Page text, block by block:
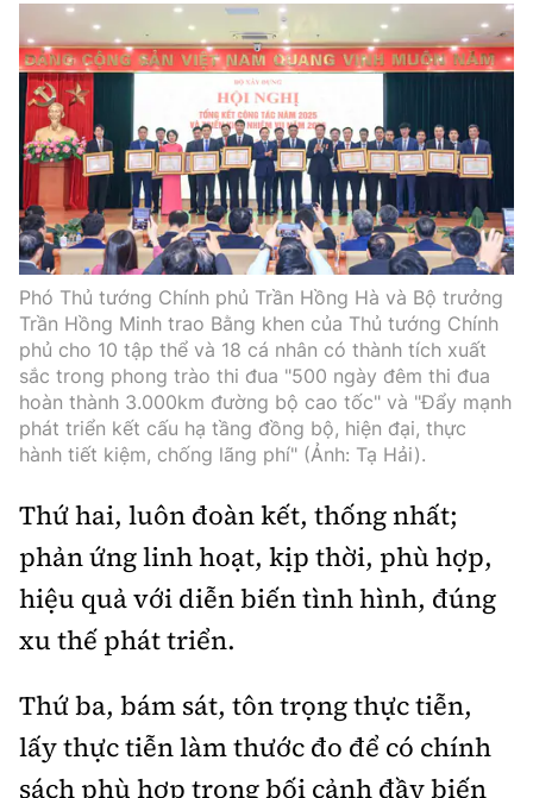
Phó Thủ tướng Chính phủ Trần Hồng Hà và Bộ trưởng
Trần Hồng Minh trao Bằng khen của Thủ tướng Chính
phủ cho 10 tập thể và 18 cá nhân có thành tích xuất
sắc trong phong trào thi đua "500 ngày đêm thi đua
hoàn thành 3.000km đường bộ cao tốc" và "Đẩy mạnh
phát triển kết cấu hạ tầng đồng bộ, hiện đại, thực
hành tiết kiệm, chống lãng phí" (Ảnh: Tạ Hải).
Thứ hai, luôn đoàn kết, thống nhất;
phản ứng linh hoạt, kịp thời, phù hợp,
hiệu quả với diễn biến tình hình, đúng
xu thế phát triển.
Thứ ba, bám sát, tôn trọng thực tiễn,
lấy thực tiễn làm thước đo để có chính
sách phù hợp trong bối cảnh đầy biến